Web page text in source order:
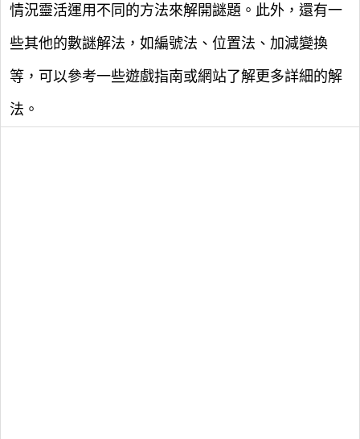
情況靈活運用不同的方法來解開謎題。此外，還有一
些其他的數謎解法，如編號法、位置法、加減變換
等，可以參考一些遊戲指南或網站了解更多詳細的解
法。